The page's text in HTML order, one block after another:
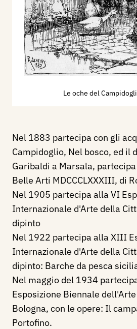
Le oche del
Nel 1883 partecipa con gli
Campidoglio, Nel bosco, ed il
Garibaldi a Marsala,
Belle Arti MDCCCLXXXIII, di
Nel 1905 partecipa alla VI
Internazionale d'Arte della
dipinto
Nel 1922 partecipa alla XIII
Internazionale d'Arte della
dipinto: Barche da pesca
Nel maggio del 1934
Esposizione Biennale
Bologna, con le opere: Il
Portofino.